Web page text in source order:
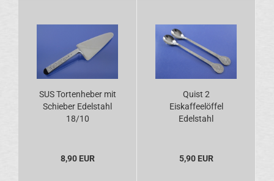
SUS Tortenheber mit
Schieber Edelstahl
18/10
8,90 EUR
Quist 2
Eiskaffeelöffel
Edelstahl
5,90 EUR